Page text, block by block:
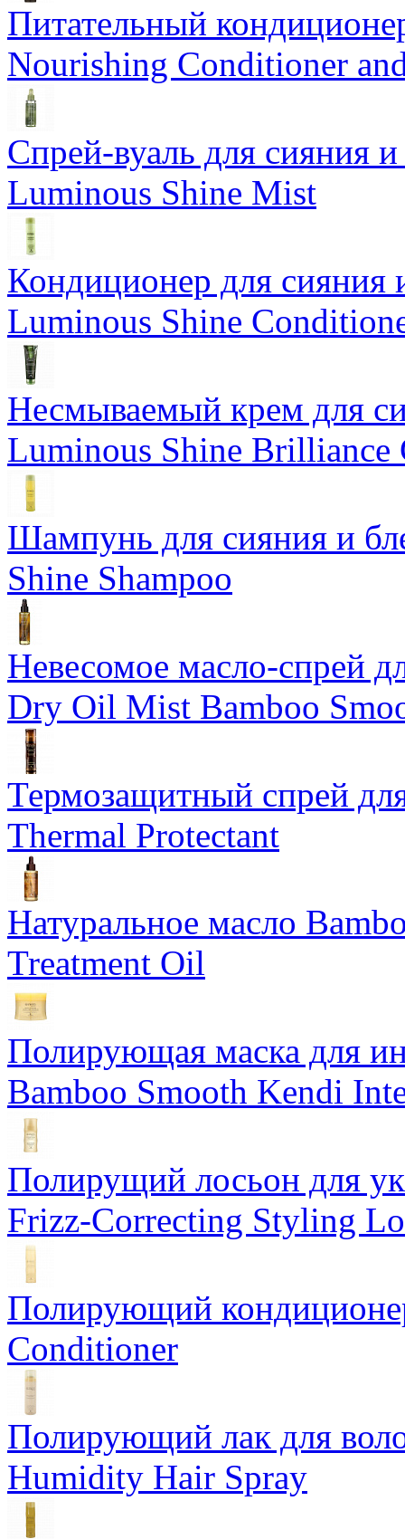
Питательный
Nourishing Conditioner
Спрей-вуаль для сияния
Luminous Shine Mist
Кондиционер для сияния
Luminous Shine
Несмываемый крем для
Luminous Shine Brilliance
Шампунь для сияния и
Shine Shampoo
Невесомое масло-спрей
Dry Oil Mist Bamboo
Термозащитный спрей
Thermal Protectant
Натуральное масло
Treatment Oil
Полирующая маска для
Bamboo Smooth Kendi
Полирущий лосьон для
Frizz-Correcting Styling
Полирующий
Conditioner
Полирующий лак для
Humidity Hair Spray